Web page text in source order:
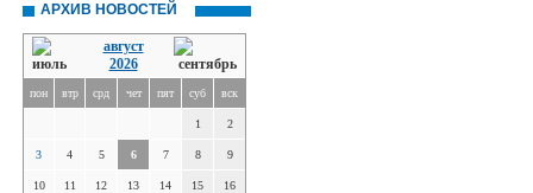
АРХИВ НОВОСТЕЙ
август
2026
пон втр срд чет пят суб вск
1 2
3 4 5 6 7 8 9
10 11 12 13 14 15 16